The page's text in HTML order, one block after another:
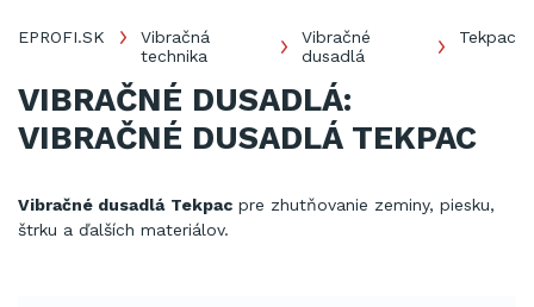
EPROFI.SK
Vibračná
technika
Vibračné
dusadlá
Tekpac
VIBRAČNÉ DUSADLÁ:
VIBRAČNÉ DUSADLÁ TEKPAC
Vibračné dusadlá Tekpac pre zhutňovanie zeminy, piesku,
štrku a ďalších materiálov.